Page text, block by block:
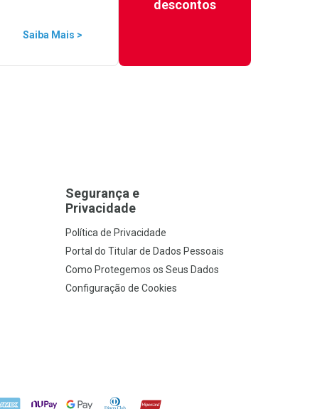
Saiba Mais >
descontos
Segurança e
Privacidade
Política de Privacidade
Portal do Titular de Dados Pessoais
Como Protegemos os Seus Dados
Configuração de Cookies
NuPay Google PayDiners ClubHipercard